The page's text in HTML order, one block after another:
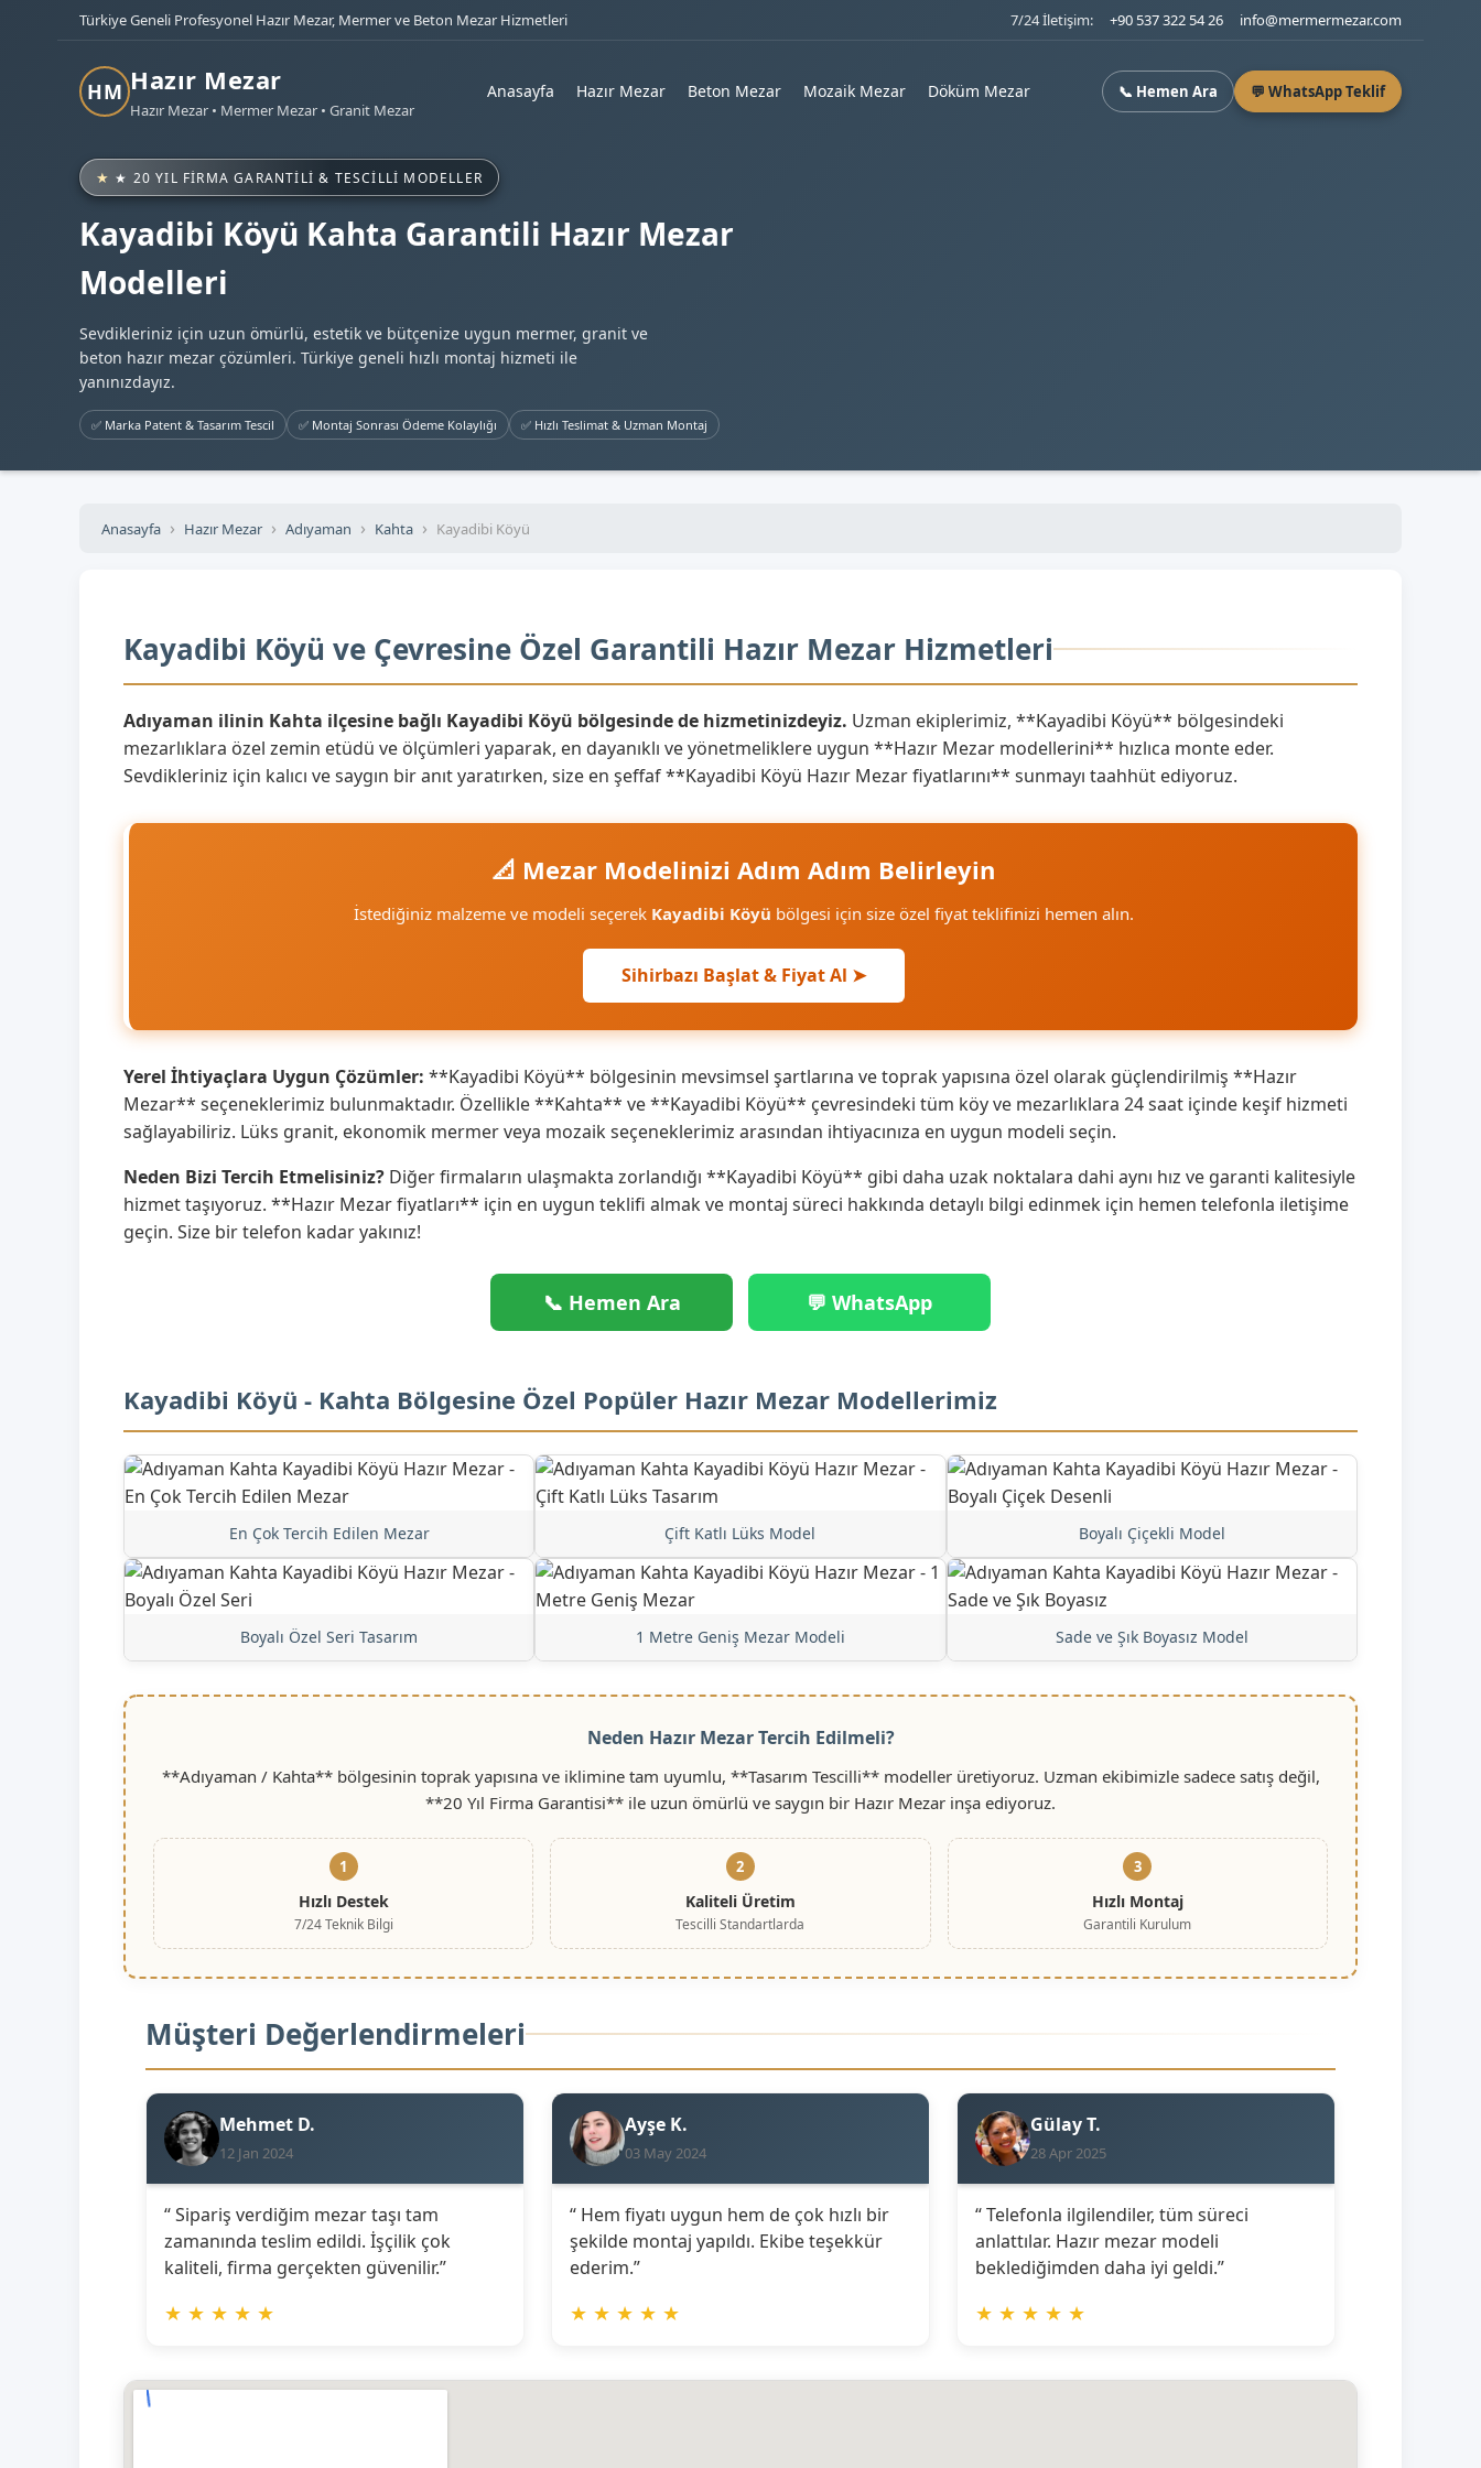
Türkiye Geneli Profesyonel Hazır Mezar, Mermer ve Beton Mezar Hizmetleri 7/24 İletişim: +90 537 322 54 26 info@mermermezar.com
HM Hazır Mezar
Hazır Mezar • Mermer Mezar • Granit Mezar
Anasayfa Hazır Mezar Beton Mezar Mozaik Mezar Döküm Mezar 📞 Hemen Ara 💬 WhatsApp Teklif
★ 20 YIL FIRMA GARANTILI & TESCILLI MODELLER
Kayadibi Köyü Kahta Garantili Hazır Mezar
Modelleri
Sevdikleriniz için uzun ömürlü, estetik ve bütçenize uygun mermer, granit ve
beton hazır mezar çözümleri. Türkiye geneli hızlı montaj hizmeti ile
yanınızdayız.
✅ Marka Patent & Tasarım Tescil ✅ Montaj Sonrası Ödeme Kolaylığı ✅ Hızlı Teslimat & Uzman Montaj
Anasayfa Hazır Mezar Adıyaman Kahta Kayadibi Köyü
Kayadibi Köyü ve Çevresine Özel Garantili Hazır Mezar Hizmetleri
Adıyaman ilinin Kahta ilçesine bağlı Kayadibi Köyü bölgesinde de hizmetinizdeyiz. Uzman ekiplerimiz, **Kayadibi Köyü** bölgesindeki
mezarlıklara özel zemin etüdü ve ölçümleri yaparak, en dayanıklı ve yönetmeliklere uygun **Hazır Mezar modellerini** hızlıca monte eder.
Sevdikleriniz için kalıcı ve saygın bir anıt yaratırken, size en şeffaf **Kayadibi Köyü Hazır Mezar fiyatlarını** sunmayı taahhüt ediyoruz.
📐 Mezar Modelinizi Adım Adım Belirleyin
İstediğiniz malzeme ve modeli seçerek Kayadibi Köyü bölgesi için size özel fiyat teklifinizi hemen alın.
Sihirbazı Başlat & Fiyat Al ➤
Yerel İhtiyaçlara Uygun Çözümler: **Kayadibi Köyü** bölgesinin mevsimsel şartlarına ve toprak yapısına özel olarak güçlendirilmiş **Hazır
Mezar** seçeneklerimiz bulunmaktadır. Özellikle **Kahta** ve **Kayadibi Köyü** çevresindeki tüm köy ve mezarlıklara 24 saat içinde keşif hizmeti
sağlayabiliriz. Lüks granit, ekonomik mermer veya mozaik seçeneklerimiz arasından ihtiyacınıza en uygun modeli seçin.
Neden Bizi Tercih Etmelisiniz? Diğer firmaların ulaşmakta zorlandığı **Kayadibi Köyü** gibi daha uzak noktalara dahi aynı hız ve garanti kalitesiyle
hizmet taşıyoruz. **Hazır Mezar fiyatları** için en uygun teklifi almak ve montaj süreci hakkında detaylı bilgi edinmek için hemen telefonla iletişime
geçin. Size bir telefon kadar yakınız!
📞 Hemen Ara 💬 WhatsApp
Kayadibi Köyü - Kahta Bölgesine Özel Popüler Hazır Mezar Modellerimiz
En Çok Tercih Edilen Mezar Çift Katlı Lüks Model Boyalı Çiçekli Model
Boyalı Özel Seri Tasarım 1 Metre Geniş Mezar Modeli Sade ve Şık Boyasız Model
Neden Hazır Mezar Tercih Edilmeli?
**Adıyaman / Kahta** bölgesinin toprak yapısına ve iklimine tam uyumlu, **Tasarım Tescilli** modeller üretiyoruz. Uzman ekibimizle sadece satış değil,
**20 Yıl Firma Garantisi** ile uzun ömürlü ve saygın bir Hazır Mezar inşa ediyoruz.
1
Hızlı Destek
7/24 Teknik Bilgi
2
Kaliteli Üretim
Tescilli Standartlarda
3
Hızlı Montaj
Garantili Kurulum
Müşteri Değerlendirmeleri
Mehmet D.
12 Jan 2024
“ Sipariş verdiğim mezar taşı tam
zamanında teslim edildi. İşçilik çok
kaliteli, firma gerçekten güvenilir.”
★ ★ ★ ★ ★
Ayşe K.
03 May 2024
“ Hem fiyatı uygun hem de çok hızlı bir
şekilde montaj yapıldı. Ekibe teşekkür
ederim.”
★ ★ ★ ★ ★
Gülay T.
28 Apr 2025
“ Telefonla ilgilendiler, tüm süreci
anlattılar. Hazır mezar modeli
beklediğimden daha iyi geldi.”
★ ★ ★ ★ ★